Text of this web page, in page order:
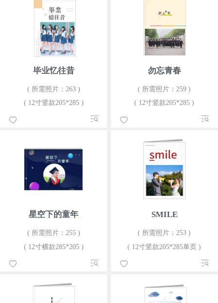
毕业忆往昔
( 所需照片：263 )
( 12寸竖款205*285 )
勿忘青春
( 所需照片：259 )
( 12寸竖款205*285 )
星空下的童年
( 所需照片：255 )
( 12寸横款285*205 )
SMILE
( 所需照片：253 )
( 12寸竖款205*285单页 )